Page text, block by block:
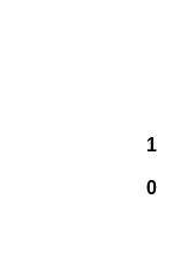
1
0